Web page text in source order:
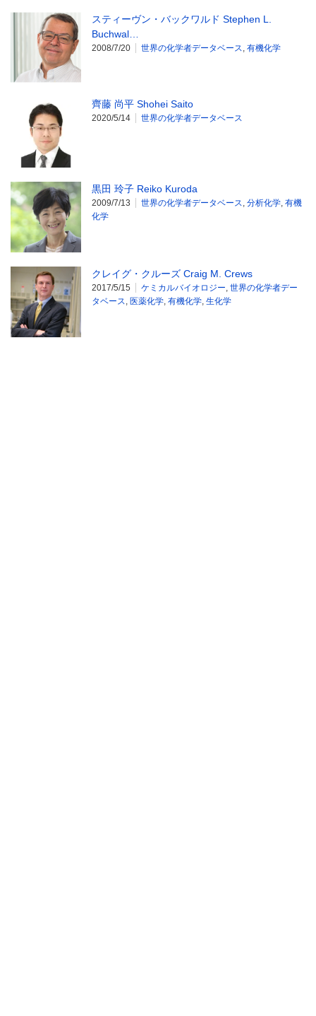
スティーヴン・バックワルド Stephen L.
Buchwal…
2008/7/20 世界の化学者データベース 有機化学
齊藤 尚平 Shohei Saito
2020/5/14 世界の化学者データベース
黒田 玲子 Reiko Kuroda
2009/7/13 世界の化学者データベース 分析化学 有機
化学
クレイグ・クルーズ Craig M. Crews
2017/5/15 ケミカルバイオロジー 世界の化学者デー
タベース 医薬化学 有機化学 生化学